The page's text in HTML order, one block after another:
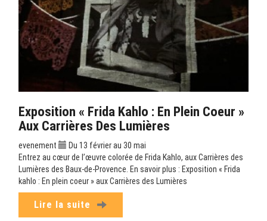
Exposition « Frida Kahlo : En Plein Coeur »
Aux Carrières Des Lumières
evenement
Du 13 février au 30 mai
Entrez au cœur de l’œuvre colorée de Frida Kahlo, aux Carrières des
Lumières des Baux-de-Provence. En savoir plus : Exposition « Frida
kahlo : En plein coeur » aux Carrières des Lumières
Lire la suite